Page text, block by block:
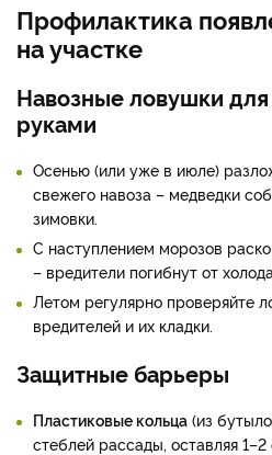
Профилактика
на участке
Навозные ловушки
руками
Осенью (или уже в июле)
свежего навоза – медведки
зимовки.
С наступлением морозов
– вредители погибнут от холода.
Летом регулярно проверяйте
вредителей и их кладки.
Защитные барьеры
Пластиковые кольца (из
стеблей рассады, оставляя